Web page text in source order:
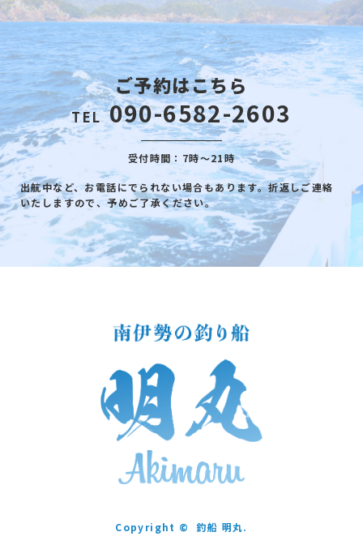
ご予約はこちら
TEL 090-6582-2603
受付時間：7時～21時
出航中など、お電話にでられない場合もあります。折返しご連絡
いたしますので、予めご了承ください。
Copyright ©釣船 明丸.